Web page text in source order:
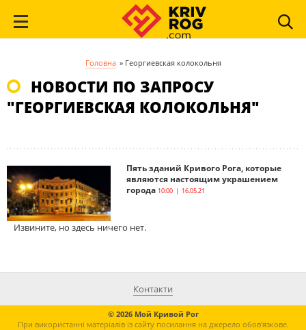
Головна » Георгиевская колокольня
НОВОСТИ ПО ЗАПРОСУ
"ГЕОРГИЕВСКАЯ КОЛОКОЛЬНЯ"
Пять зданий Кривого Рога, которые
являются настоящим украшением
города 10:00 | 16.05.21
Извините, но здесь ничего нет.
Контакти
© 2026 Мой Кривой Рог
При використанні матеріалів із сайту посилання на джерело обов'язкове.